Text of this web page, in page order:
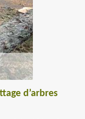
d’arbres